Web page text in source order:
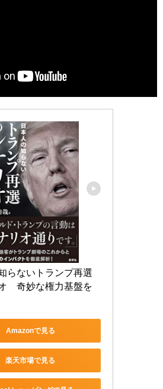
らないトランプ再選
　奇妙な権力基盤を
Amazonで見る
楽天市場で見る